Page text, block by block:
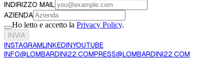
INDIRIZZO MAIL
AZIENDA
Ho letto e accetto la Privacy Policy.
INVIA
INSTAGRAMLINKEDINYOUTUBE
INFO@LOMBARDINI22.COMPRESS@LOMBARDINI22.COM